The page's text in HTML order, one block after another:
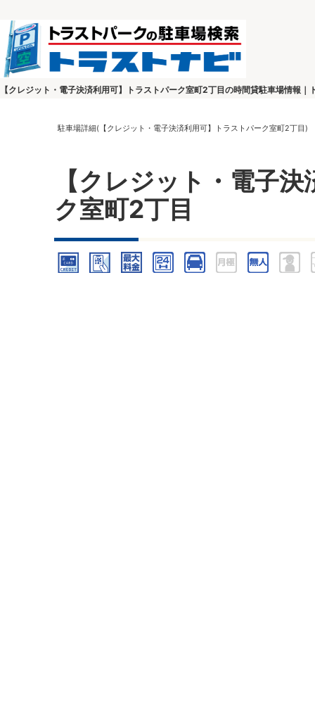
【クレジット・電子決済利用可】トラストパーク室町2丁目の時間貸駐車場情報
駐車場詳細(【クレジット・電子決済利用可】トラストパーク室町2丁目)
【クレジット・電子
ク室町2丁目